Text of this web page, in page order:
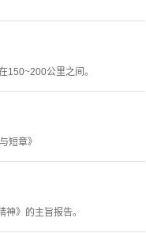
150~200公里之间。
短章》
》的主旨报告。